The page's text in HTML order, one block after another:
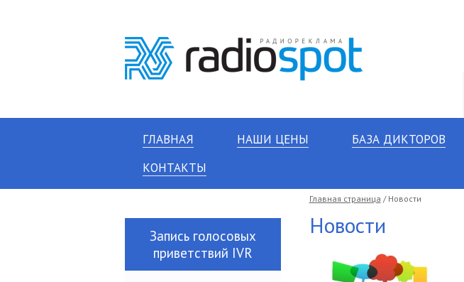
ГЛАВНАЯ НАШИ ЦЕНЫ БАЗА ДИКТОРОВ
КОНТАКТЫ
Главная страница / Новости
Новости
Запись голосовых
приветствий IVR